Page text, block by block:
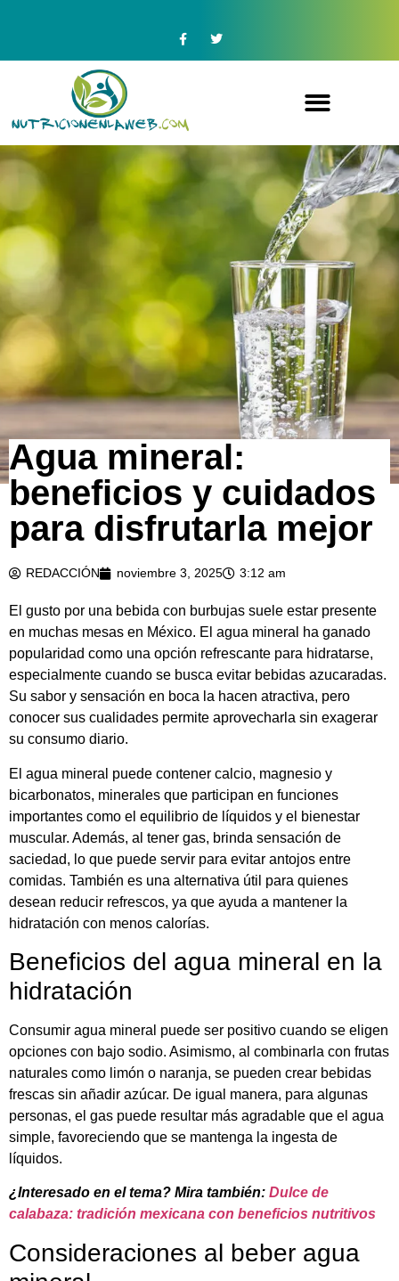
Agua mineral:
beneficios y cuidados
para disfrutarla mejor
REDACCIÓN noviembre 3, 2025 3:12 am
El gusto por una bebida con burbujas suele estar presente
en muchas mesas en México. El agua mineral ha ganado
popularidad como una opción refrescante para hidratarse,
especialmente cuando se busca evitar bebidas azucaradas.
Su sabor y sensación en boca la hacen atractiva, pero
conocer sus cualidades permite aprovecharla sin exagerar
su consumo diario.
El agua mineral puede contener calcio, magnesio y
bicarbonatos, minerales que participan en funciones
importantes como el equilibrio de líquidos y el bienestar
muscular. Además, al tener gas, brinda sensación de
saciedad, lo que puede servir para evitar antojos entre
comidas. También es una alternativa útil para quienes
desean reducir refrescos, ya que ayuda a mantener la
hidratación con menos calorías.
Beneficios del agua mineral en la
hidratación
Consumir agua mineral puede ser positivo cuando se eligen
opciones con bajo sodio. Asimismo, al combinarla con frutas
naturales como limón o naranja, se pueden crear bebidas
frescas sin añadir azúcar. De igual manera, para algunas
personas, el gas puede resultar más agradable que el agua
simple, favoreciendo que se mantenga la ingesta de
líquidos.
¿Interesado en el tema? Mira también: Dulce de
calabaza: tradición mexicana con beneficios nutritivos
Consideraciones al beber agua